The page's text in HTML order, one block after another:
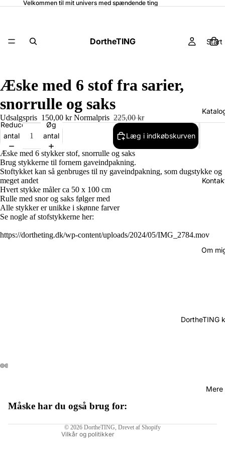
Velkommen til mit univers med spændende ting
DortheTING Start
Om
DortheTING
Mere
Æske med 6 stof fra sarier,
snorrulle og saks
Udsalgspris 150,00 kr Normalpris 225,00 kr
Reducer
antal
Øg
antal
Læg i indkøbskurven
Æske med 6 stykker stof, snorrulle og saks
Brug stykkerne til fornem gaveindpakning.
Stoftykket kan så genbruges til ny gaveindpakning, som dugstykke og
meget andet
Hvert stykke måler ca 50 x 100 cm
Rulle med snor og saks følger med
Alle stykker er unikke i skønne farver
Se nogle af stofstykkerne her:
https://dortheting.dk/wp-content/uploads/2024/05/IMG_2784.mov
Måske har du også brug for:
© 2026 DortheTING, Drevet af Shopify
Vilkår og politikker